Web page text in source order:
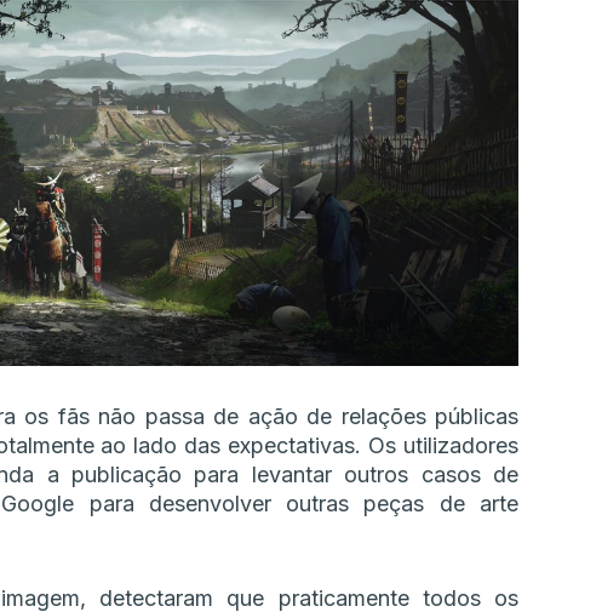
os fãs não passa de ação de relações públicas
ao lado das expectativas. Os utilizadores
a publicação para levantar outros casos de
para desenvolver outras peças de arte
detectaram que praticamente todos os